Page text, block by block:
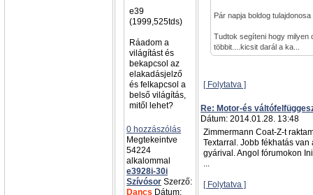
e39
(1999,525tds)
Ráadom a
világítást és
bekapcsol az
elakadásjelző
és felkapcsol a
belső világítás,
mitől lehet?
0 hozzászólás
Megtekeintve
54224
alkalommal
e3928i-30i
Szívósor Szerző:
Dancs Dátum:
Pár napja boldog
Tudtok segíteni hogy milyen
többit....kicsit darál a ka...
[ Folytatva ]
Re: Motor-és
Dátum: 2014.01.28. 13:48
Zimmermann Coat-Z-t
Textarral. Jobb fékhatás
gyárival. Angol fórumokon
...
[ Folytatva ]